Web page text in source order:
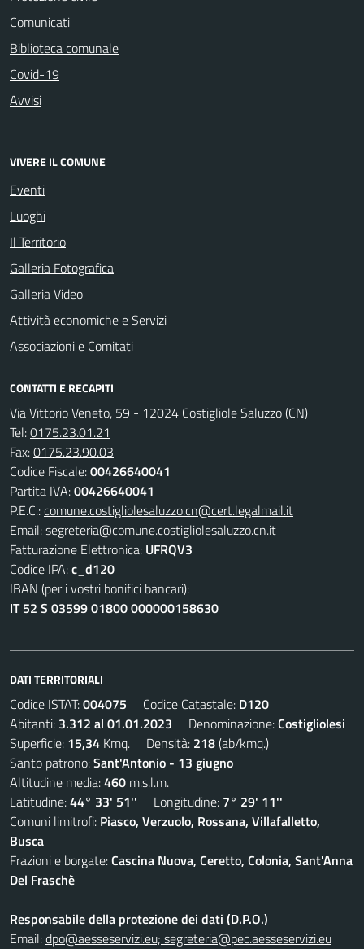
Comunicati
Biblioteca comunale
Covid-19
Avvisi
VIVERE IL COMUNE
Eventi
Luoghi
Il Territorio
Galleria Fotografica
Galleria Video
Attività economiche e Servizi
Associazioni e Comitati
CONTATTI E RECAPITI
Via Vittorio Veneto, 59 - 12024 Costigliole Saluzzo (CN)
Tel:0175.23.01.21
Fax:0175.23.90.03
Codice Fiscale:00426640041
Partita IVA:00426640041
P.E.C.:comune.costigliolesaluzzo.cn@cert.legalmail.it
Email:segreteria@comune.costigliolesaluzzo.cn.it
Fatturazione Elettronica: UFRQV3
Codice IPA:c_d120
IBAN (per i vostri bonifici bancari):
IT 52 S 03599 01800 000000158630
DATI TERRITORIALI
Codice ISTAT:004075 Codice Catastale: D120
Abitanti: 3.312 al 01.01.2023 Denominazione:Costigliolesi
Superficie: 15,34 Kmq. Densità: 218(ab/kmq.)
Santo patrono:Sant'Antonio - 13 giugno
Altitudine media:460 m.s.l.m.
Latitudine:44° 33' 51'' Longitudine: 7° 29' 11''
Comuni limitrofi: Piasco, Verzuolo, Rossana, Villafalletto,
Busca
Frazioni e borgate:Cascina Nuova, Ceretto, Colonia, Sant'Anna
Del Fraschè
Responsabile della protezione dei dati (D.P.O.)
Email:dpo@aesseservizi.eu; segreteria@pec.aesseservizi.eu